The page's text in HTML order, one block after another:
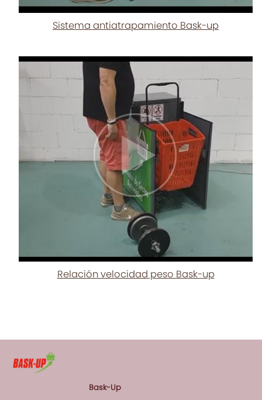
Sistema antiatrapamiento Bask-up
Relación velocidad peso Bask-up
Bask-Up